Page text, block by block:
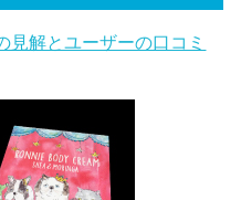
見解とユーザーの口コミ